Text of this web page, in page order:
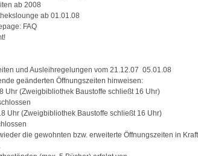
ab 2008
ab 01.01.08
FAQ
und Ausleihregelungen vom 21.12.07  05.01.08
geänderten Öffnungszeiten hinweisen:
Baustoffe schließt 16 Uhr)
Uhr (Zweigbibliothek Baustoffe schließt 16 Uhr)
die gewohnten bzw. erweiterte Öffnungszeiten in